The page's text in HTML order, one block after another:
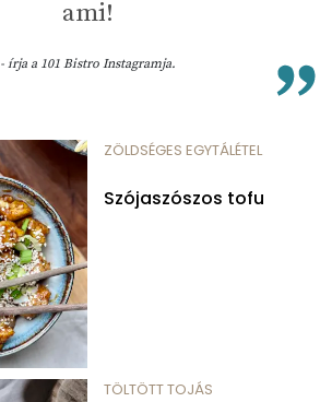
ami!
- írja a 101 Bistro Instagramja.
ZÖLDSÉGES EGYTÁLÉTEL
Szójaszószos tofu
TÖLTÖTT TOJÁS